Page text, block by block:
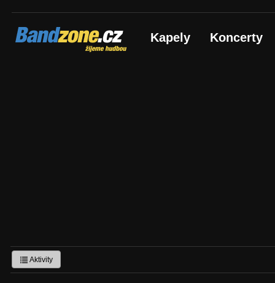
Bandzone.cz
žijeme hudbou Kapely Koncerty
Aktivity